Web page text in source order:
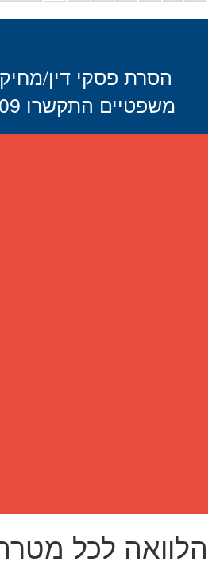
הסרת פסקי דין/
משפטיים התקשרו 0522508109
הלוואה לכל